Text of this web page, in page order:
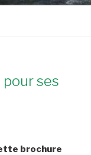
ses
brochure